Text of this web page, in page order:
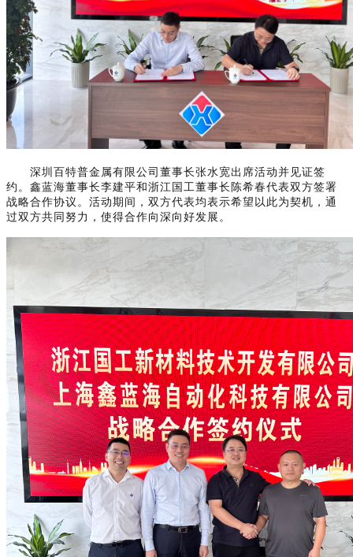
深圳百特普金属有限公司董事长张水宽出席活动并见证签
约。鑫蓝海董事长李建平和浙江国工董事长陈希春代表双方签署
战略合作协议。活动期间，双方代表均表示希望以此为契机，通
过双方共同努力，使得合作向深向好发展。